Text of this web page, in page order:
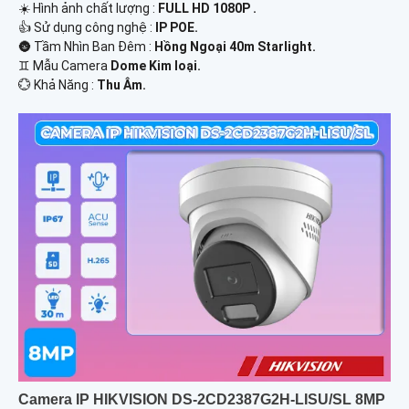
☀️ Hình ảnh chất lượng : FULL HD 1080P .
👍 Sử dụng công nghệ :
IP POE.
🌚 Tầm Nhìn Ban Đêm : Hồng Ngoại 40m Starlight.
♊ Mẫu Camera Dome Kim loại.
️💮 Khả Năng : Thu Âm.
Camera IP HIKVISION DS-2CD2387G2H-LISU/SL 8MP